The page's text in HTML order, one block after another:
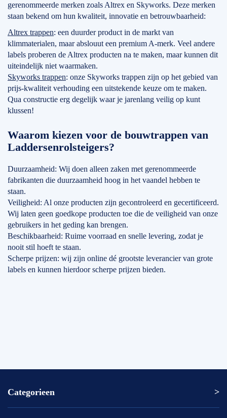
gerenommeerde merken zoals Altrex en Skyworks. Deze merken
staan bekend om hun kwaliteit, innovatie en betrouwbaarheid:
Altrex trappen: een duurder product in de markt van
klimmaterialen, maar abslouut een premium A-merk. Veel andere
labels proberen de Altrex producten na te maken, maar kunnen dit
uiteindelijk niet waarmaken.
Skyworks trappen: onze Skyworks trappen zijn op het gebied van
prijs-kwaliteit verhouding een uitstekende keuze om te maken.
Qua constructie erg degelijk waar je jarenlang veilig op kunt
klussen!
Waarom kiezen voor de bouwtrappen van
Laddersenrolsteigers?
Duurzaamheid: Wij doen alleen zaken met gerenommeerde
fabrikanten die duurzaamheid hoog in het vaandel hebben te
staan.
Veiligheid: Al onze producten zijn gecontroleerd en gecertificeerd.
Wij laten geen goedkope producten toe die de veiligheid van onze
gebruikers in het geding kan brengen.
Beschikbaarheid: Ruime voorraad en snelle levering, zodat je
nooit stil hoeft te staan.
Scherpe prijzen: wij zijn online dé grootste leverancier van grote
labels en kunnen hierdoor scherpe prijzen bieden.
Categorieen